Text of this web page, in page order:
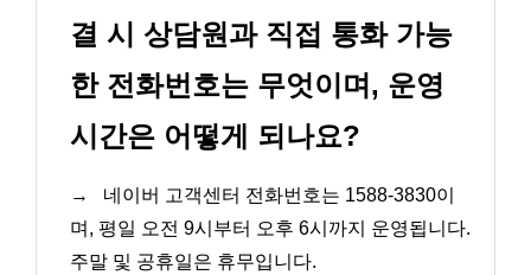
결 시 상담원과 직접 통화 가능
한 전화번호는 무엇이며, 운영
시간은 어떻게 되나요?
→
네이버 고객센터 전화번호는 1588-3830이
며, 평일 오전 9시부터 오후 6시까지 운영됩니다.
주말 및 공휴일은 휴무입니다.